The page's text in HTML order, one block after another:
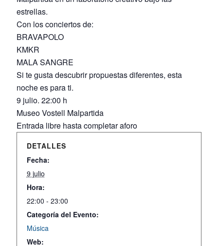
estrellas.
Con los conciertos de:
BRAVAPOLO
KMKR
MALA SANGRE
Si te gusta descubrir propuestas diferentes, esta
noche es para ti.
9 julio. 22:00 h
Museo Vostell Malpartida
Entrada libre hasta completar aforo
DETALLES
Fecha:
9 julio
Hora:
22:00 - 23:00
Categoría del Evento:
Música
Web: